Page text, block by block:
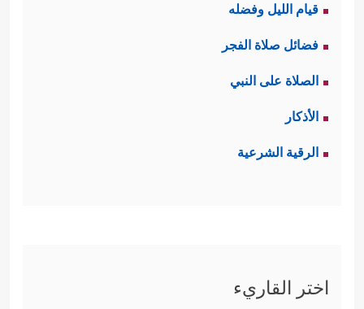
قيام الليل وفضله
فضائل صلاة الفجر
الصلاة على النبي
الأذكار
الرقية الشرعية
اختر القاريء